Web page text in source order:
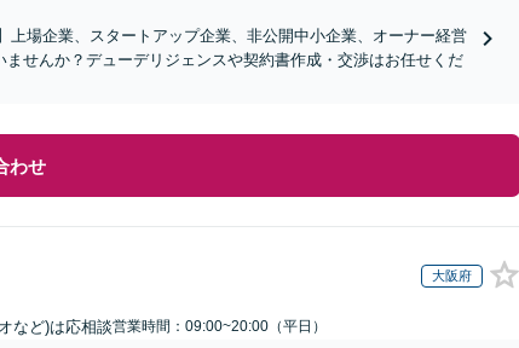
上場企業、スタートアップ企業、非公開中小企業、オーナー経営
せんか？デューデリジェンスや契約書作成・交渉はお任せくだ
わせ
大阪府
など)は応相談営業時間：09:00~20:00（平日）